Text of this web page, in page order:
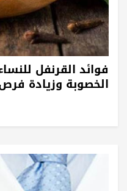
فوائد القرنفل
الخصوبة وزيادة